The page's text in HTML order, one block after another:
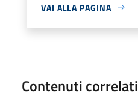
VAI ALLA PAGINA
Contenuti correlati